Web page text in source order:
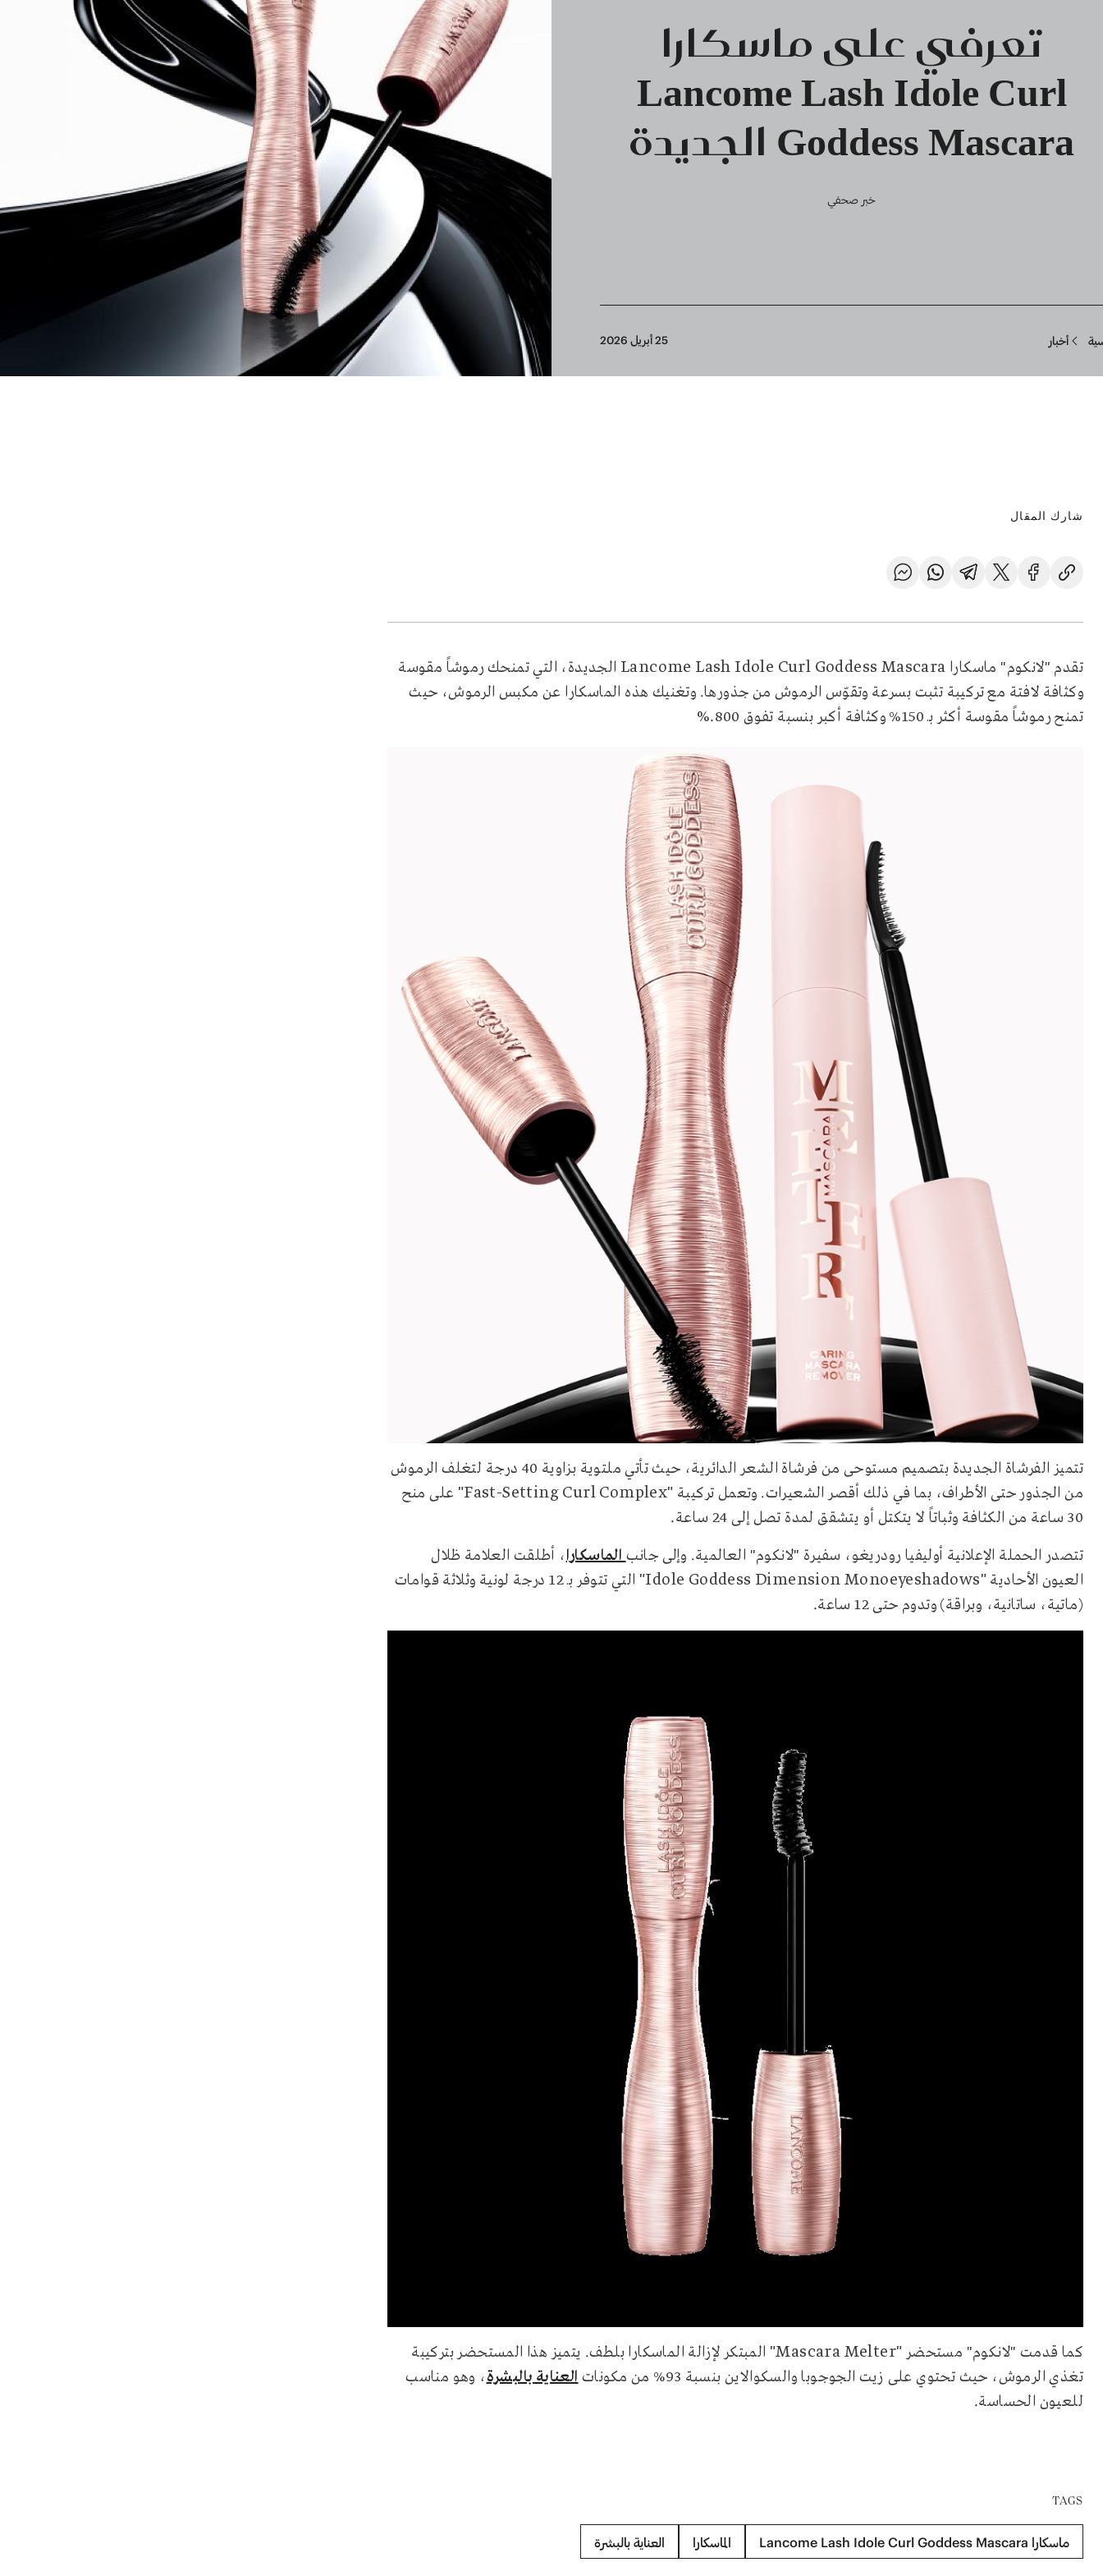
تعرفي على ماسكارا
Lancome Lash Idole Curl
Goddess Mascara الجديدة
خبر صحفي
أخبار 25 أبريل 2026
شارك المقال
تقدم "لانكوم" ماسكارا Lancome Lash Idole Curl Goddess Mascara الجديدة، التي تمنحك رموشاً مقوسة
وكثافة لافتة مع تركيبة تثبت بسرعة وتقوّس الرموش من جذورها. وتغنيك هذه الماسكارا عن مكبس الرموش، حيث
تمنح رموشاً مقوسة أكثر بـ 150% وكثافة أكبر بنسبة تفوق 800
%.
تتميز الفرشاة الجديدة بتصميم مستوحى من فرشاة الشعر الدائرية، حيث تأتي ملتوية بزاوية 40 درجة لتغلف الرموش
من الجذور حتى الأطراف، بما في ذلك أقصر الشعيرات. وتعمل تركيبة "Fast-Setting Curl Complex" على منح
30 ساعة من الكثافة وثباتاً لا يتكتل أو يتشقق لمدة تصل إلى 24 ساعة
.
تتصدر الحملة الإعلانية أوليفيا رودريغو، سفيرة "لانكوم" العالمية. وإلى جانبالماسكارا، أطلقت العلامة ظلال
العيون الأحادية "Idole Goddess Dimension Monoeyeshadows"
التي تتوفر بـ 12 درجة لونية وثلاثة قوامات
(ماتية، ساتانية، وبراقة) وتدوم حتى 12 ساعة
.
كما قدمت "لانكوم" مستحضر"Mascara Melter" المبتكر لإزالة الماسكارا بلطف. يتميز هذا المستحضر بتركيبة
تغذي الرموش، حيث تحتوي على زيت الجوجوبا والسكوالاين بنسبة 93% من مكونات
العناية بالبشرة، وهو مناسب
للعيون الحساسة.
TAGS
ماسكارا Lancome Lash Idole Curl Goddess Mascara الماسكارا العناية بالبشرة